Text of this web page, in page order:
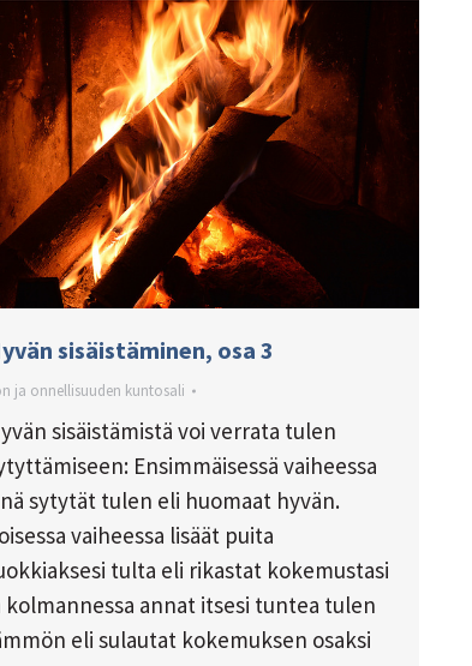
sisäistäminen, osa 3
ja onnellisuuden kuntosali
sisäistämistä voi verrata tulen
Ensimmäisessä vaiheessa
sytytät tulen eli huomaat hyvän.
vaiheessa lisäät puita
tulta eli rikastat kokemustasi
kolmannessa annat itsesi tuntea tulen
eli sulautat kokemuksen osaksi